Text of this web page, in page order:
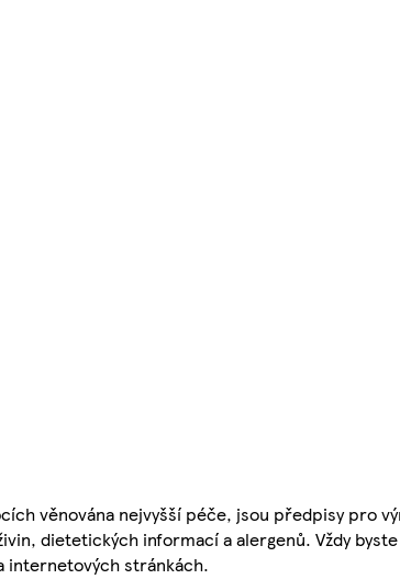
věnována nejvyšší péče, jsou předpisy pro
dietetických informací a alergenů. Vždy
internetových stránkách.